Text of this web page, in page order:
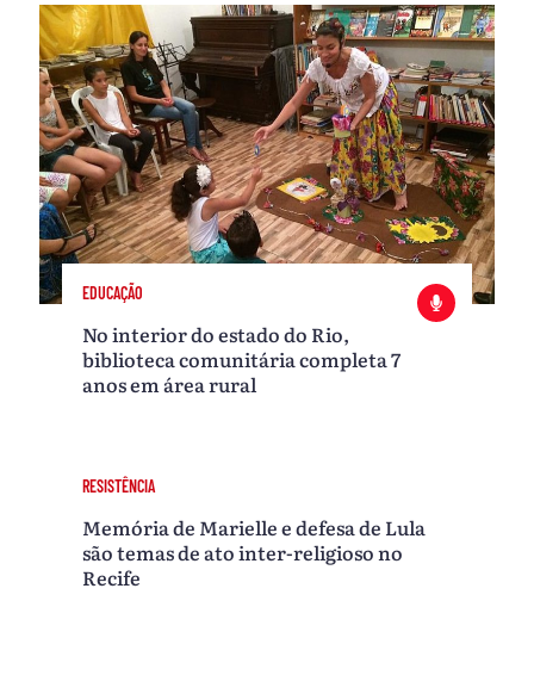
EDUCAÇÃO
No interior do estado do Rio,
biblioteca comunitária completa 7
anos em área rural
RESISTÊNCIA
Memória de Marielle e defesa de Lula
são temas de ato inter-religioso no
Recife